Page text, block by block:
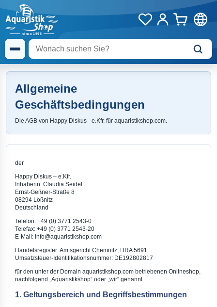
Allgemeine
Geschäftsbedingungen
Die AGB von Happy Diskus - e.Kfr. für aquaristikshop.com.
der
Happy Diskus – e.Kfr.
Inhaberin: Claudia Seidel
Ernst-Geßner-Straße 8
08294 Lößnitz
Deutschland
Telefon: +49 (0) 3771 2543-0
Telefax: +49 (0) 3771 2543-20
E-Mail: info@aquaristikshop.com
Handelsregister: Amtsgericht Chemnitz, HRA 5691
Umsatzsteuer-Identifikationsnummer: DE192802817
für den unter der Domain aquaristikshop.com betriebenen Onlineshop,
nachfolgend „Aquaristikshop“ oder „wir“ genannt.
1. Geltungsbereich und Begriffsbestimmungen